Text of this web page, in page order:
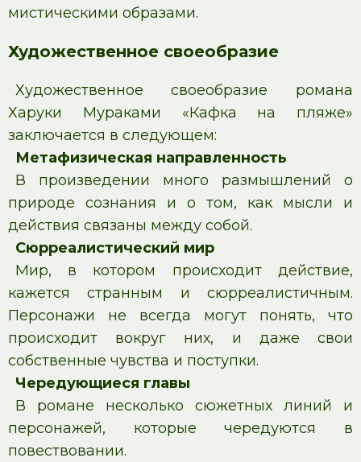
мистическими образами.
Художественное своеобразие
Художественное своеобразие романа
Харуки Мураками «Кафка на пляже»
заключается в следующем:
Метафизическая направленность
В произведении много размышлений о
природе сознания и о том, как мысли и
действия связаны между собой.
Сюрреалистический мир
Мир, в котором происходит действие,
кажется странным и сюрреалистичным.
Персонажи не всегда могут понять, что
происходит вокруг них, и даже свои
собственные чувства и поступки.
Чередующиеся главы
В романе несколько сюжетных линий и
персонажей, которые чередуются в
повествовании.